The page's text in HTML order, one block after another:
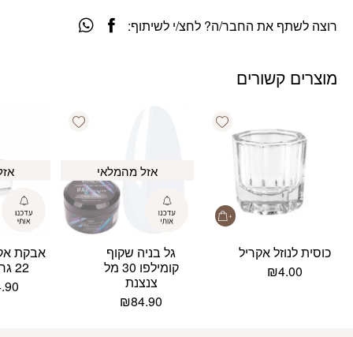
רוצה לשתף את החבר/ה? לחצ/י לשיתוף:
מוצרים קשורים
Add wishlist
כוסית לנוזל אקריל
₪4.00
Add wishlist
אזל מהמלאי
גל בניה שקוף
קומילפו 30 מל
צנצנת
₪84.90
אבקת
22 גרם קודי